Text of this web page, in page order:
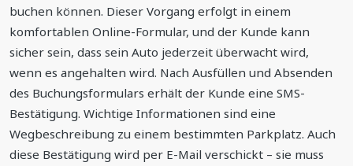
buchen können. Dieser Vorgang erfolgt in einem
komfortablen Online-Formular, und der Kunde kann
sicher sein, dass sein Auto jederzeit überwacht wird,
wenn es angehalten wird. Nach Ausfüllen und Absenden
des Buchungsformulars erhält der Kunde eine SMS-
Bestätigung. Wichtige Informationen sind eine
Wegbeschreibung zu einem bestimmten Parkplatz. Auch
diese Bestätigung wird per E-Mail verschickt – sie muss